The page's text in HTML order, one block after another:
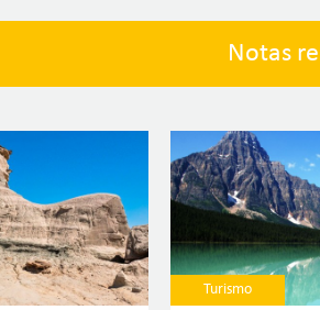
Notas
Turismo